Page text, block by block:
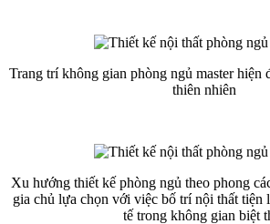
Trang trí không gian phòng ngủ master hiện
thiên nhiên
Xu hướng thiết kế phòng ngủ theo phong
gia chủ lựa chọn với việc bố trí nội thất tiện
tế trong không gian biệt